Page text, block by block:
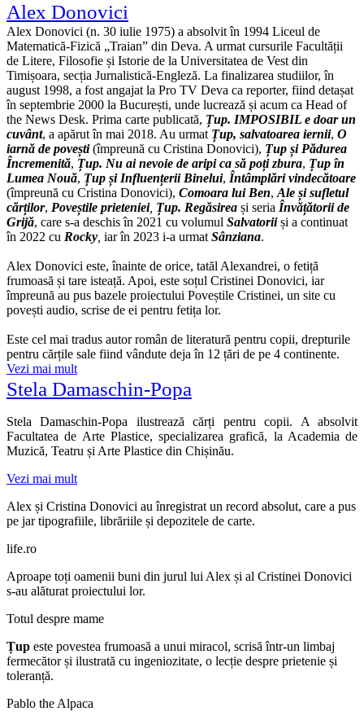
Alex Donovici
Alex Donovici (n. 30 iulie 1975) a absolvit în 1994 Liceul de
Matematică-Fizică „Traian” din Deva. A urmat cursurile Facultății
de Litere, Filosofie și Istorie de la Universitatea de Vest din
Timișoara, secția Jurnalistică-Engleză. La finalizarea studiilor, în
august 1998, a fost angajat la Pro TV Deva ca reporter, fiind detașat
în septembrie 2000 la București, unde lucrează și acum ca Head of
the News Desk. Prima carte publicată, Țup. IMPOSIBIL e doar un
cuvânt, a apărut în mai 2018. Au urmat Țup, salvatoarea iernii, O
iarnă de povești(împreună cu Cristina Donovici), Țup și Pădurea
Încremenită, Țup. Nu ai nevoie de aripi ca să poți zbura, Țup în
Lumea Nouă, Țup și Influențerii Binelui, Întâmplări vindecătoare
(împreună cu Cristina Donovici), Comoara lui Ben, Ale și sufletul
cărților, Poveștile prieteniei, Țup. Regăsirea și seria Învățătorii de
Grijă, care s-a deschis în 2021 cu volumul Salvatoriiși a continuat
în 2022 cu Rocky iar în 2023 i-a urmat Sânziana.
Alex Donovici este, înainte de orice, tatăl Alexandrei, o fetiță
frumoasă și tare isteață. Apoi, este soțul Cristinei Donovici, iar
împreună au pus bazele proiectului Poveștile Cristinei, un site cu
povești audio, scrise de ei pentru fetița lor.
Este cel mai tradus autor român de literatură pentru copii, drepturile
pentru cărțile sale fiind vândute deja în 12 țări de pe 4 continente.
Vezi mai mult
Stela Damaschin-Popa
Stela Damaschin-Popa ilustrează cărți pentru copii. A absolvit
Facultatea de Arte Plastice, specializarea grafică, la Academia de
Muzică, Teatru și Arte Plastice din Chișinău.
Vezi mai mult
Alex și Cristina Donovici au înregistrat un record absolut, care a pus
pe jar tipografiile, librăriile și depozitele de carte.
life.ro
Aproape toți oamenii buni din jurul lui Alex și al Cristinei Donovici
s-au alăturat proiectului lor.
Totul despre mame
Țup este povestea frumoasă a unui miracol, scrisă într-un limbaj
fermecător și ilustrată cu ingeniozitate, o lecție despre prietenie și
toleranță.
Pablo the Alpaca